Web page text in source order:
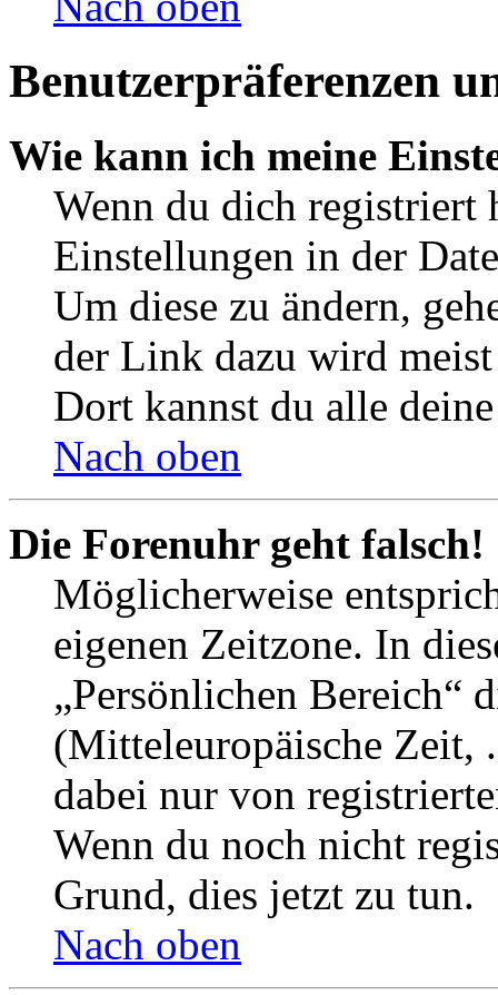
Benutzerpräferenzen
Wie kann ich meine
Wenn du dich registriert
Einstellungen in der
Um diese zu ändern,
der Link dazu wird
Dort kannst du alle
Nach oben
Die Forenuhr geht falsch!
Möglicherweise
eigenen Zeitzone. In
„Persönlichen Bereich“
(Mitteleuropäische Zeit,
dabei nur von
Wenn du noch nicht
Grund, dies jetzt zu tun.
Nach oben